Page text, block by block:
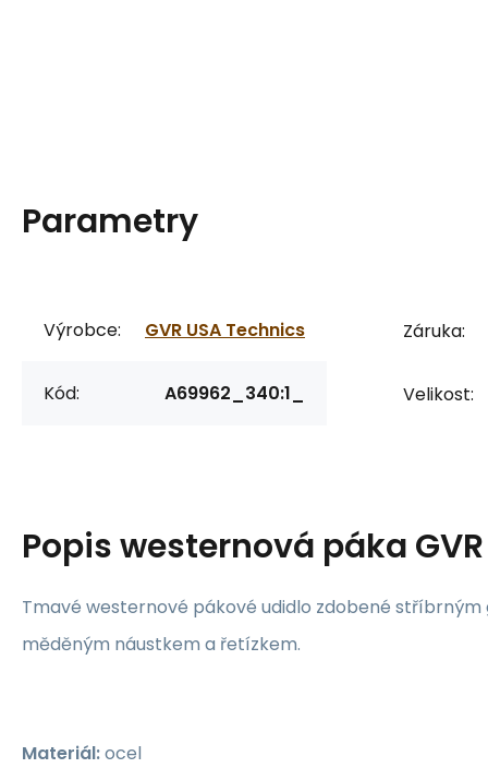
Parametry
Výrobce: GVR USA Technics
Kód: A69962_340:1_
Záruka:
Velikost:
Popiswesternová páka GVR
Tmavé westernové pákové udidlo zdobené
měděným náustkem a řetízkem.
Materiál:ocel